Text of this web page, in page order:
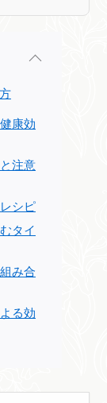
康効
注意
シピ
タイ
み合
る効